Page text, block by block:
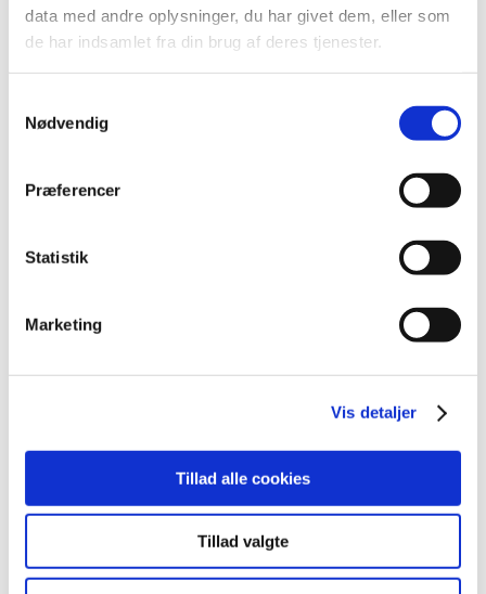
data med andre oplysninger, du har givet dem, eller som
de har indsamlet fra din brug af deres tjenester.
Nødvendig
Præferencer
Statistik
Marketing
Vis detaljer
Tillad alle cookies
Tillad valgte
2019 (159)
2018 (150)
2017 (167)
2015 (33)
november (4)
maj (2)
2012 (44)
2010 (7)